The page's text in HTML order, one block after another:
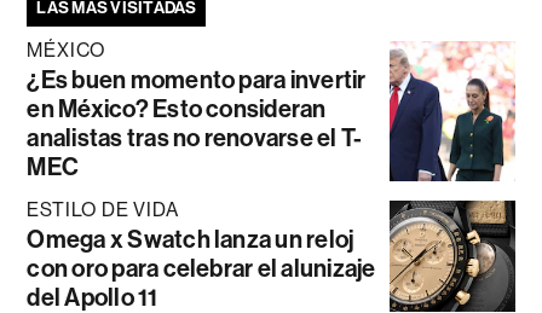
LAS MÁS VISITADAS
MÉXICO
¿Es buen momento para invertir
en México? Esto consideran
analistas tras no renovarse el T-
MEC
ESTILO DE VIDA
Omega x Swatch lanza un reloj
con oro para celebrar el alunizaje
del Apollo 11